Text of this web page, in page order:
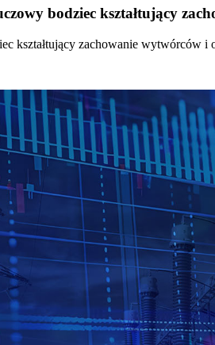
bodziec kształtujący
kształtujący zachowanie wytwórców i